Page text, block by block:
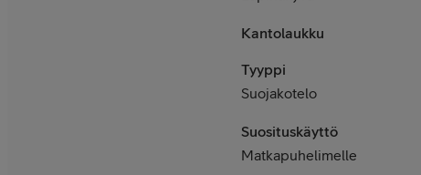
Kantolaukku
Tyyppi
Suojakotelo
Suosituskäyttö
Matkapuhelimelle